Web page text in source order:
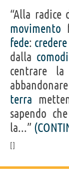
“Alla radice
movimento
fede: credere
dalla
centrare
terra
sapendo
la...”